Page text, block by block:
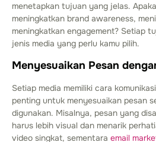
menetapkan tujuan yang jelas.
meningkatkan brand awareness,
meningkatkan engagement? Setiap
jenis media yang perlu kamu pilih.
Menyesuaikan Pesan
Setiap media memiliki cara
penting untuk menyesuaikan pesan
digunakan. Misalnya, pesan yang
harus lebih visual dan menarik
video singkat, sementara email